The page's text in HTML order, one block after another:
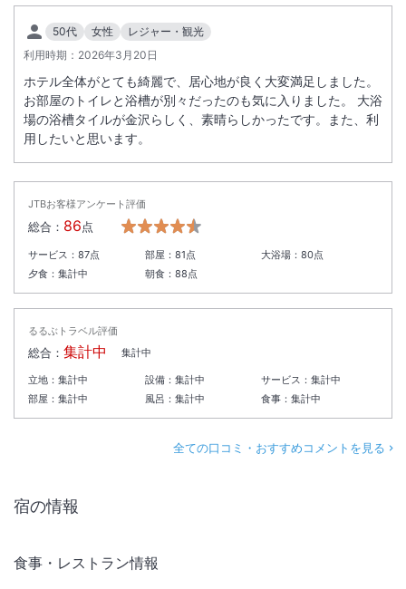
50代 女性
レジャー・観光
利用時期： 2026年3月20日
ホテル全体がとても綺麗で、居心地が良く大変満足しました。
お部屋のトイレと浴槽が別々だったのも気に入りました。 大浴
場の浴槽タイルが金沢らしく、素晴らしかったです。また、利
用したいと思います。
JTBお客様アンケート評価
総合： 86点
サービス： 87点 部屋： 81点 大浴場：80点
夕食： 集計中 朝食： 88点
るるぶトラベル評価
総合： 集計中 集計中
立地： 集計中 設備： 集計中 サービス：集計中
部屋： 集計中 風呂： 集計中 食事：集計中
全ての口コミ・おすすめコメントを見る
宿の情報
食事・レストラン情報